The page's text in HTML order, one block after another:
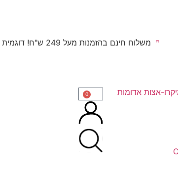
משלוח חינם בהזמנות מעל 249 ש"ח! דוגמית מתנה בכל הזמנה
0